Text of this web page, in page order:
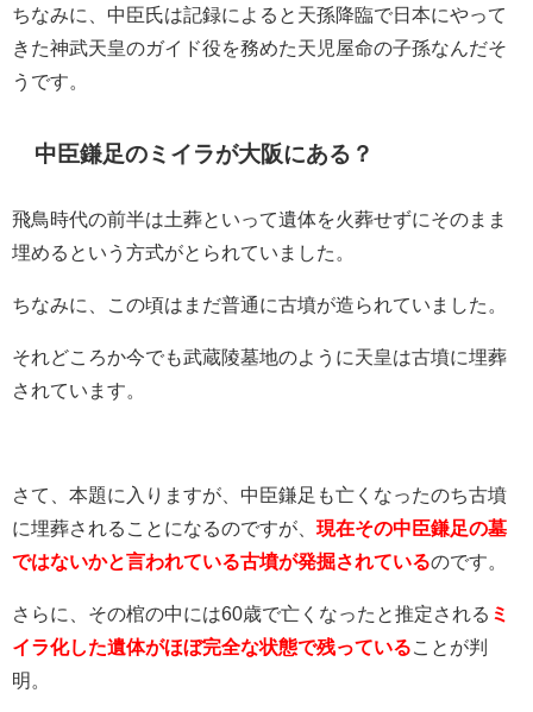
ちなみに、中臣氏は記録によると天孫降臨で日本にやって
きた神武天皇のガイド役を務めた天児屋命の子孫なんだそ
うです。
中臣鎌足のミイラが大阪にある？
飛鳥時代の前半は土葬といって遺体を火葬せずにそのまま
埋めるという方式がとられていました。
ちなみに、この頃はまだ普通に古墳が造られていました。
それどころか今でも武蔵陵墓地のように天皇は古墳に埋葬
されています。
さて、本題に入りますが、中臣鎌足も亡くなったのち古墳
に埋葬されることになるのですが、 現在その中臣鎌足の墓
ではないかと言われている古墳が発掘されているのです。
さらに、その棺の中には60歳で亡くなったと推定される ミ
イラ化した遺体がほぼ完全な状態で残っている ことが判
明。